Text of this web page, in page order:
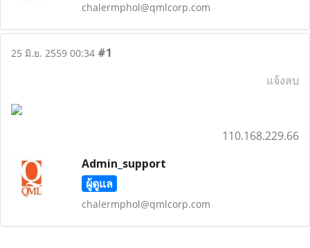
chalermphol@qmlcorp.com
25 มิ.ย. 2559 00:34 #1
แจ้งลบ
110.168.229.66
Admin_support
ผู้ดูแล
chalermphol@qmlcorp.com